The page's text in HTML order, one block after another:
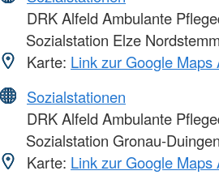
DRK Alfeld Ambulante
Sozialstation Elze
Karte: Link zur Google Maps
Sozialstationen
DRK Alfeld Ambulante
Sozialstation Gronau-Duingen
Karte: Link zur Google Maps